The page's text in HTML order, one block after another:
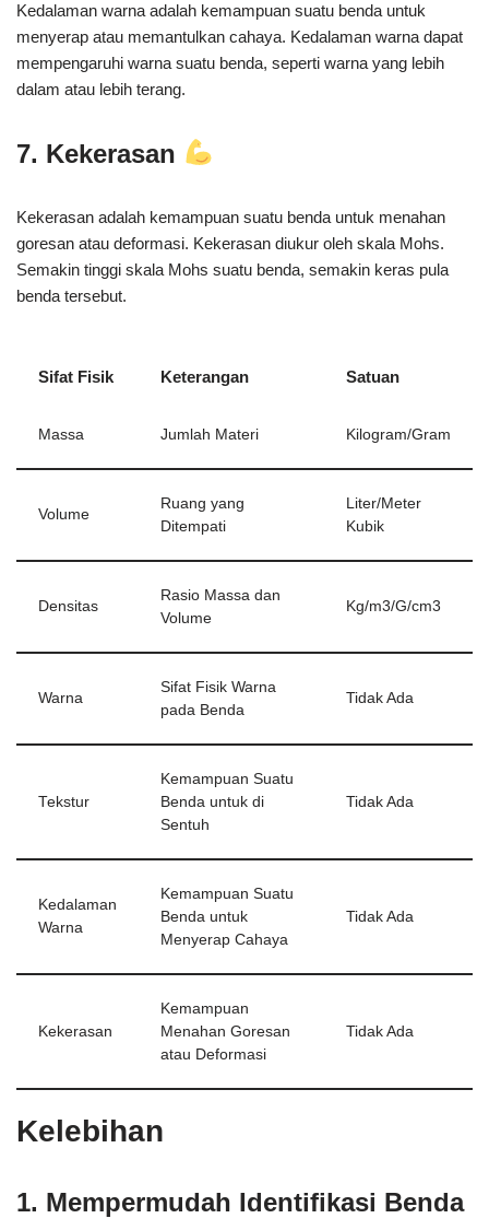
Kedalaman warna adalah kemampuan suatu benda untuk
menyerap atau memantulkan cahaya. Kedalaman warna dapat
mempengaruhi warna suatu benda, seperti warna yang lebih
dalam atau lebih terang.
7. Kekerasan
Kekerasan adalah kemampuan suatu benda untuk menahan
goresan atau deformasi. Kekerasan diukur oleh skala Mohs.
Semakin tinggi skala Mohs suatu benda, semakin keras pula
benda tersebut.
Sifat Fisik Keterangan Satuan
Massa Jumlah Materi Kilogram/Gram
Volume
Ruang yang
Ditempati
Liter/Meter
Kubik
Densitas
Rasio Massa dan
Volume
Kg/m3/G/cm3
Warna
Sifat Fisik Warna
pada Benda
Tidak Ada
Tekstur
Kemampuan Suatu
Benda untuk di
Sentuh
Tidak Ada
Kedalaman
Warna
Kemampuan Suatu
Benda untuk
Menyerap Cahaya
Tidak Ada
Kekerasan
Kemampuan
Menahan Goresan
atau Deformasi
Tidak Ada
Kelebihan
1. Mempermudah Identifikasi Benda